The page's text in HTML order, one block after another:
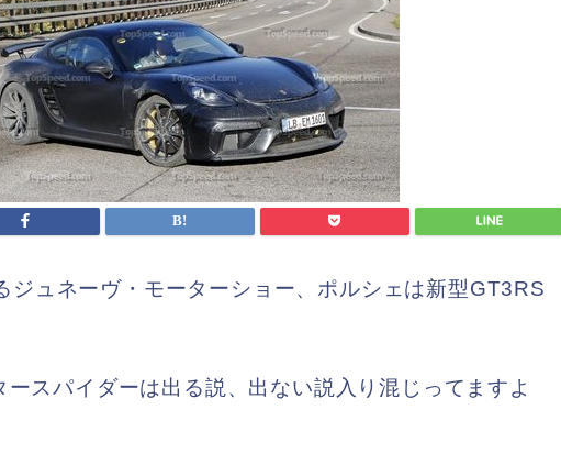
ジュネーヴ・モーターショー、ポルシェは新型GT3RS
スパイダーは出る説、出ない説入り混じってますよ